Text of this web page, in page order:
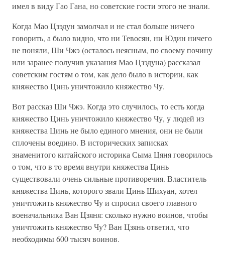
имел в виду Гао Гана, но советские гости этого не знали.
Когда Мао Цзэдун замолчал и не стал больше ничего
говорить, а было видно, что ни Тевосян, ни Юдин ничего
не поняли, Ши Чжэ (осталось неясным, по своему почину
или заранее получив указания Мао Цзэдуна) рассказал
советским гостям о том, как дело было в истории, как
княжество Цинь уничтожило княжество Чу.
Вот рассказ Ши Чжэ. Когда это случилось, то есть когда
княжество Цинь уничтожило княжество Чу, у людей из
княжества Цинь не было единого мнения, они не были
сплочены воедино. В исторических записках
знаменитого китайского историка Сыма Цяня говорилось
о том, что в то время внутри княжества Цинь
существовали очень сильные противоречия. Властитель
княжества Цинь, которого звали Цинь Шихуан, хотел
уничтожить княжество Чу и спросил своего главного
военачальника Ван Цзяня: сколько нужно воинов, чтобы
уничтожить княжество Чу? Ван Цзянь ответил, что
необходимы 600 тысяч воинов.